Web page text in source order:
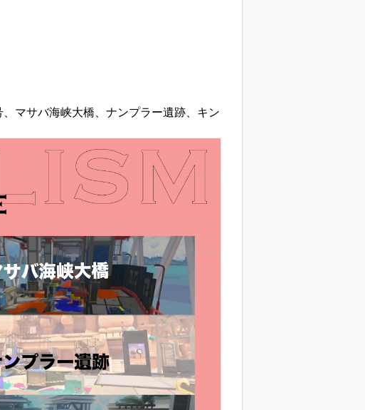
マサバ海峡大橋、ナンプラー遺跡、キン